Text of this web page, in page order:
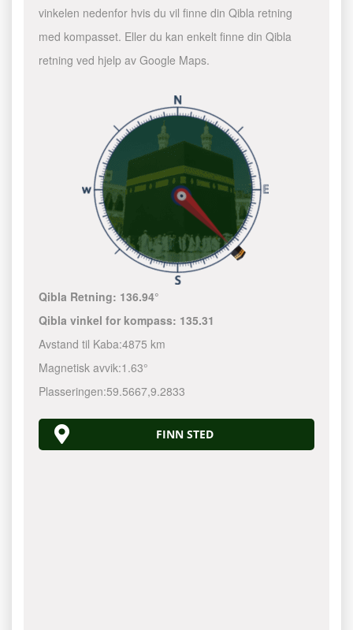
vinkelen nedenfor hvis du vil finne din Qibla retning
med kompasset. Eller du kan enkelt finne din Qibla
retning ved hjelp av Google Maps.
Qibla Retning: 136.94°
Qibla vinkel for kompass: 135.31
Avstand til Kaba:4875 km
Magnetisk avvik:1.63°
Plasseringen:59.5667,9.2833
FINN STED